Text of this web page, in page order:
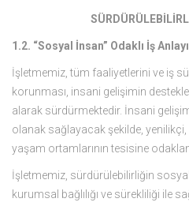
1.2. “Sosyal İnsan” Odaklı İş
İşletmemiz, tüm faaliyetlerini ve iş
korunması, insani gelişimin
alarak sürdürmektedir. İnsani
olanak sağlayacak şekilde,
yaşam ortamlarının tesisine
İşletmemiz, sürdürülebilirliğin sosyal
kurumsal bağlılığı ve sürekliliği ile